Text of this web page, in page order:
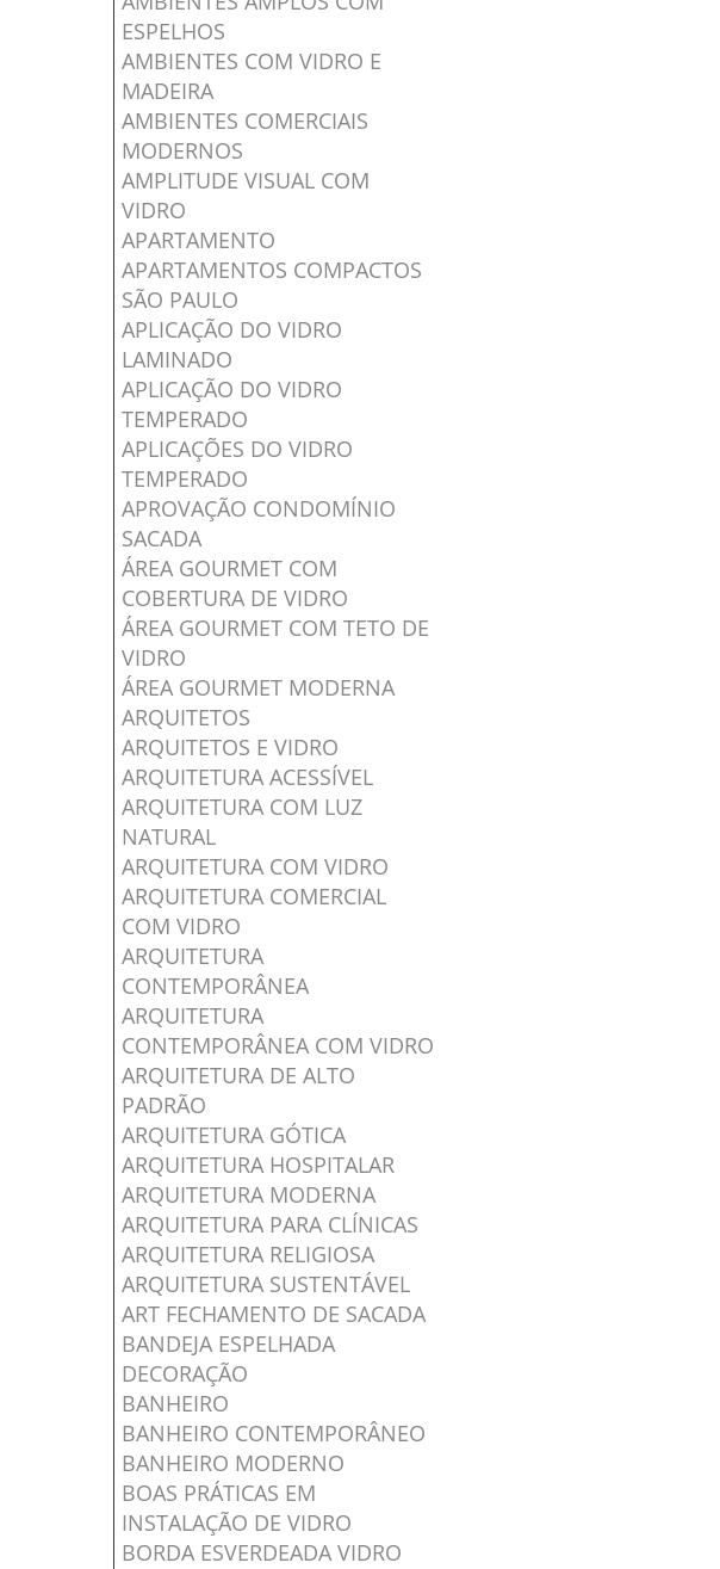
ESPELHOS
AMBIENTES COM VIDRO E
MADEIRA
AMBIENTES COMERCIAIS
MODERNOS
AMPLITUDE VISUAL COM
VIDRO
APARTAMENTO
APARTAMENTOS COMPACTOS
SÃO PAULO
APLICAÇÃO DO VIDRO
LAMINADO
APLICAÇÃO DO VIDRO
TEMPERADO
APLICAÇÕES DO VIDRO
TEMPERADO
APROVAÇÃO CONDOMÍNIO
SACADA
ÁREA GOURMET COM
COBERTURA DE VIDRO
ÁREA GOURMET COM TETO DE
VIDRO
ÁREA GOURMET MODERNA
ARQUITETOS
ARQUITETOS E VIDRO
ARQUITETURA ACESSÍVEL
ARQUITETURA COM LUZ
NATURAL
ARQUITETURA COM VIDRO
ARQUITETURA COMERCIAL
COM VIDRO
ARQUITETURA
CONTEMPORÂNEA
ARQUITETURA
CONTEMPORÂNEA COM VIDRO
ARQUITETURA DE ALTO
PADRÃO
ARQUITETURA GÓTICA
ARQUITETURA HOSPITALAR
ARQUITETURA MODERNA
ARQUITETURA PARA CLÍNICAS
ARQUITETURA RELIGIOSA
ARQUITETURA SUSTENTÁVEL
ART FECHAMENTO DE SACADA
BANDEJA ESPELHADA
DECORAÇÃO
BANHEIRO
BANHEIRO CONTEMPORÂNEO
BANHEIRO MODERNO
BOAS PRÁTICAS EM
INSTALAÇÃO DE VIDRO
BORDA ESVERDEADA VIDRO